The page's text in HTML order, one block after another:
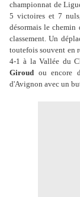
championnat de
5 victoires et 7
désormais le
classement. Un
toutefois souvent en
4-1 à la Vallée du
Giroud ou encore
d'Avignon avec un